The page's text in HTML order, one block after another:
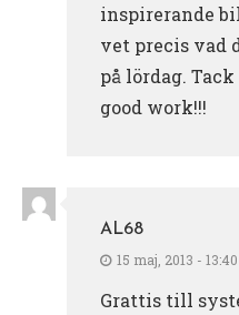
inspirerande
vet precis vad
på lördag.
good work!!!
AL68
15 maj, 2013 - 13:40
Grattis till